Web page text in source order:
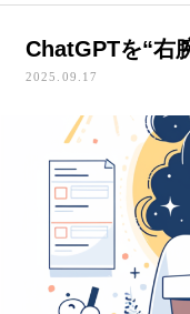
ChatGPTを“右
2025.09.17